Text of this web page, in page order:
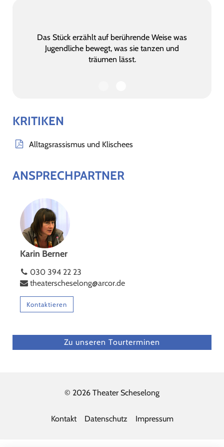
Das Stück erzählt auf berührende Weise was
Jugendliche bewegt, was sie tanzen und
träumen lässt.
KRITIKEN
Alltagsrassismus und Klischees
ANSPRECHPARTNER
Karin Berner
030 394 22 23
theaterscheselong@arcor.de
Kontaktieren
Zu unseren Tourterminen
© 2026 Theater Scheselong
Kontakt Datenschutz Impressum